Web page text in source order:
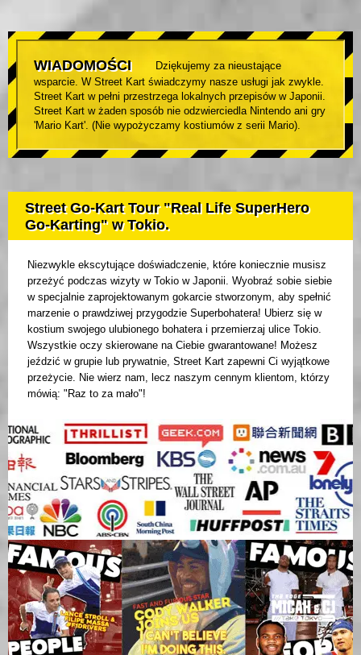
WIADOMOŚCI
Dziękujemy za nieustające
wsparcie. W Street Kart świadczymy nasze usługi jak zwykle.
Street Kart w pełni przestrzega lokalnych przepisów w Japonii.
Street Kart w żaden sposób nie odzwierciedla Nintendo ani gry
'Mario Kart'. (Nie wypożyczamy kostiumów z serii Mario).
Street Go-Kart Tour "Real Life SuperHero
Go-Karting" w Tokio.
Niezwykle ekscytujące doświadczenie, które koniecznie musisz
przeżyć podczas wizyty w Tokio w Japonii. Wyobraź sobie siebie
w specjalnie zaprojektowanym gokarcie stworzonym, aby spełnić
marzenie o prawdziwej przygodzie Superbohatera! Ubierz się w
kostium swojego ulubionego bohatera i przemierzaj ulice Tokio.
Wszystkie oczy skierowane na Ciebie gwarantowane! Możesz
jeździć w grupie lub prywatnie, Street Kart zapewni Ci wyjątkowe
przeżycie. Nie wierz nam, lecz naszym cennym klientom, którzy
mówią: "Raz to za mało"!